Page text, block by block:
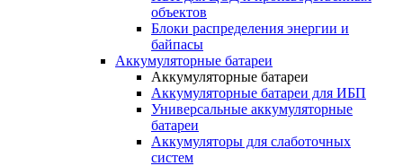
объектов
Блоки распределения энергии и
байпасы
Аккумуляторные батареи
Аккумуляторные батареи
Аккумуляторные батареи для ИБП
Универсальные аккумуляторные
батареи
Аккумуляторы для слаботочных
систем